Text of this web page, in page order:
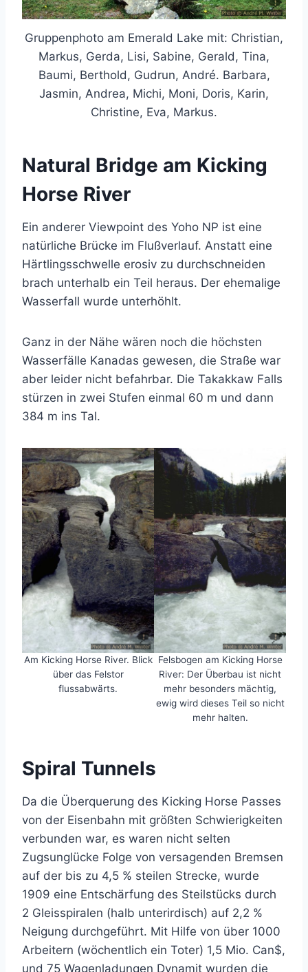
Gruppenphoto am Emerald Lake mit: Christian,
Markus, Gerda, Lisi, Sabine, Gerald, Tina,
Baumi, Berthold, Gudrun, André. Barbara,
Jasmin, Andrea, Michi, Moni, Doris, Karin,
Christine, Eva, Markus.
Natural Bridge am Kicking
Horse River
Ein anderer Viewpoint des Yoho NP ist eine
natürliche Brücke im Flußverlauf. Anstatt eine
Härtlingsschwelle erosiv zu durchschneiden
brach unterhalb ein Teil heraus. Der ehemalige
Wasserfall wurde unterhöhlt.
Ganz in der Nähe wären noch die höchsten
Wasserfälle Kanadas gewesen, die Straße war
aber leider nicht befahrbar. Die Takakkaw Falls
stürzen in zwei Stufen einmal 60 m und dann
384 m ins Tal.
Am Kicking Horse River. Blick
über das Felstor
flussabwärts.
Felsbogen am Kicking Horse
River: Der Überbau ist nicht
mehr besonders mächtig,
ewig wird dieses Teil so nicht
mehr halten.
Spiral Tunnels
Da die Überquerung des Kicking Horse Passes
von der Eisenbahn mit größten Schwierigkeiten
verbunden war, es waren nicht selten
Zugsunglücke Folge von versagenden Bremsen
auf der bis zu 4,5 % steilen Strecke, wurde
1909 eine Entschärfung des Steilstücks durch
2 Gleisspiralen (halb unterirdisch) auf 2,2 %
Neigung durchgeführt. Mit Hilfe von über 1000
Arbeitern (wöchentlich ein Toter) 1,5 Mio. Can$,
und 75 Wagenladungen Dynamit wurden die